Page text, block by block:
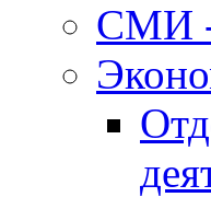
СМИ -